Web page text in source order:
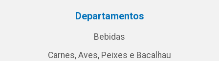
Departamentos
Bebidas
Carnes, Aves, Peixes e Bacalhau